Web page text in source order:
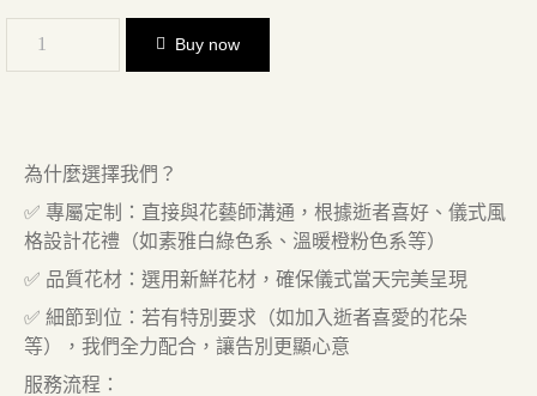
Buy now
為什麼選擇我們？
✅ 專屬定制：直接與花藝師溝通，根據逝者喜好、儀式風
格設計花禮（如素雅白綠色系、溫暖橙粉色系等）
✅ 品質花材：選用新鮮花材，確保儀式當天完美呈現
✅ 細節到位：若有特別要求（如加入逝者喜愛的花朵
等），我們全力配合，讓告別更顯心意
服務流程：